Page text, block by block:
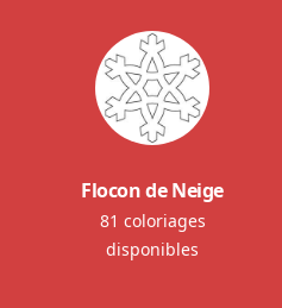
Flocon de Neige
81 coloriages
disponibles